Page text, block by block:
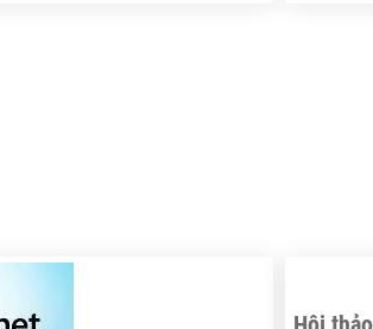
làng và văn hóa làng là